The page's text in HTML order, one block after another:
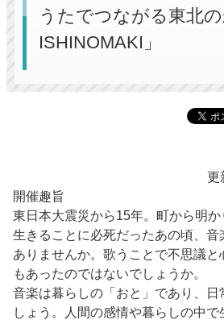
うたでつながる東北
ISHINOMAKI」
更
開催趣旨
東日本大震災から15年。町から明か
生きることに必死だったあの頃、音
ありませんか。歌うことで不思議と
もあったのではないでしょうか。
音楽は暮らしの「おと」であり、
しょう。人間の感情や暮らしの中で